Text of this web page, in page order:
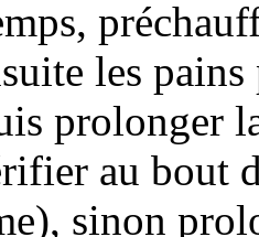
les
prolonger
au bout
sinon